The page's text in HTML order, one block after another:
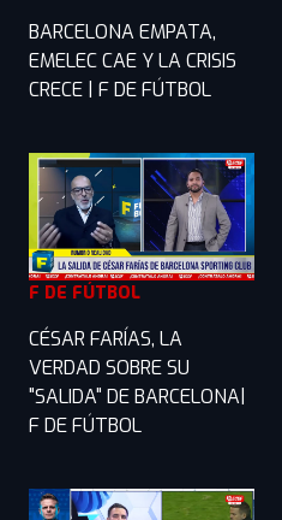
BARCELONA EMPATA,
EMELEC CAE Y LA CRISIS
CRECE | F DE FÚTBOL
F DE FÚTBOL
CÉSAR FARÍAS, LA
VERDAD SOBRE SU
"SALIDA" DE BARCELONA|
F DE FÚTBOL